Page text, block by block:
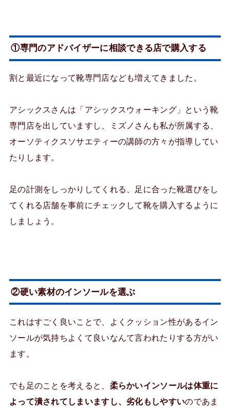
①専門のアドバイザーに相談できる店で購入する
割と最近になって靴専門店なども増えてきました。
アシックスさんは「アシックスウォーキング」という靴
専門店を出していますし、ミズノさんも私が所属する、
オーソティクスソサエティーの講師の方々が指導してい
たりします。
足の計測をしっかりしてくれる、足に合った靴選びをし
てくれる店舗を事前にチェックして靴を購入するように
しましょう。
②硬い素材のインソールを選ぶ
これはすごく良いことで、よくクッション性があるイン
ソールが気持ちよくて良いなんて言われたりする方がい
ます。
でも足のことを考えると、 柔らかいインソールは体重に
よって潰されてしまいますし、劣化もしやすいのであま